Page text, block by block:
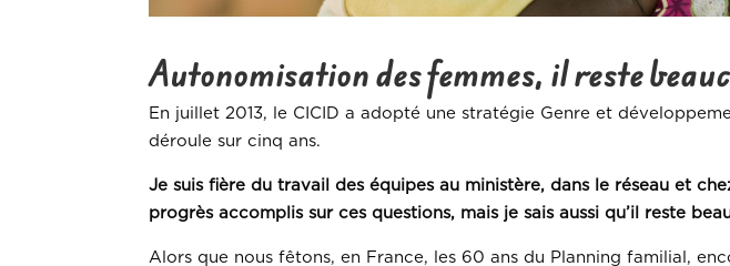
Autonomisation des femmes, il reste
En juillet 2013, le CICID a adopté une stratégie Genre et
déroule sur cinq ans.
Je suis fière du travail des équipes au ministère, dans le réseau et
progrès accomplis sur ces questions, mais je sais aussi qu’il reste
Alors que nous fêtons, en France, les 60 ans du Planning familial,